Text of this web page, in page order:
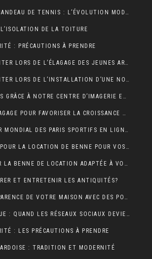
IMPRESSION SUR BANDEAU DE TENNIS : L’ÉVOLUTION MODERNE
DE LA TOITURE
: PRÉCAUTIONS À PRENDRE
LES ERREURS À ÉVITER LORS DE L’ÉLAGAGE DES JEUNES ARBRES
LES ERREURS À ÉVITER LORS DE L’INSTALLATION D’UNE NOUVELLE TOITURE
DIAGNOSTIC PRÉCIS GRÂCE À NOTRE CENTRE D’IMAGERIE ET SCANNER MODERNE
TECHNIQUES D’ÉLAGAGE POUR FAVORISER LA CROISSANCE DES ARBRES
1XBET : LE LEADER MONDIAL DES PARIS SPORTIFS EN LIGNE GRÂCE À UNE PLATEFORME CONVIVIALE ET UNE DIVERSITÉ DE MARCHÉS
POURQUOI OPTER POUR LA LOCATION DE BENNE POUR VOS PROJETS DE CONSTRUCTION?
COMMENT CHOISIR LA BENNE DE LOCATION ADAPTÉE À VOS BESOINS?
ET ENTRETENIR LES ANTIQUITÉS?
MODERNISER L’APPARENCE DE VOTRE MAISON AVEC DES PORTES DE GARAGE SECTIONNELLES (ADOPTEZ LES PORTES AMC)
L’ENFER NUMÉRIQUE : QUAND LES RÉSEAUX SOCIAUX DEVIENNENT UN CAUCHEMAR
: LES PRÉCAUTIONS À PRENDRE
: TRADITION ET MODERNITÉ